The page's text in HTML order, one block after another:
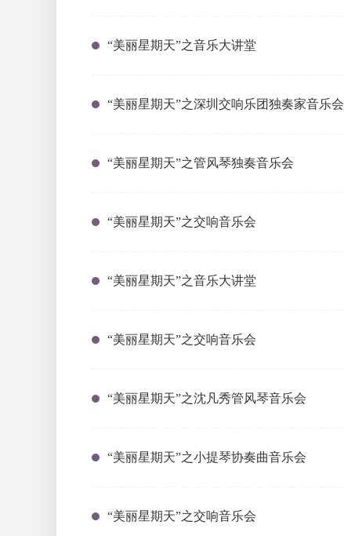
“美丽星期天”之音乐大讲堂
“美丽星期天”之深圳交响乐团独奏家音乐会
“美丽星期天”之管风琴独奏音乐会
“美丽星期天”之交响音乐会
“美丽星期天”之音乐大讲堂
“美丽星期天”之交响音乐会
“美丽星期天”之沈凡秀管风琴音乐会
“美丽星期天”之小提琴协奏曲音乐会
“美丽星期天”之交响音乐会